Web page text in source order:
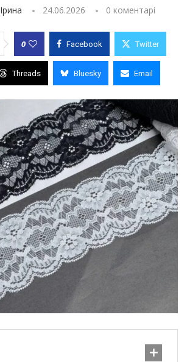
24.06.2026 0 коментарі
0 Facebook Twitter
Threads Bluesky Email